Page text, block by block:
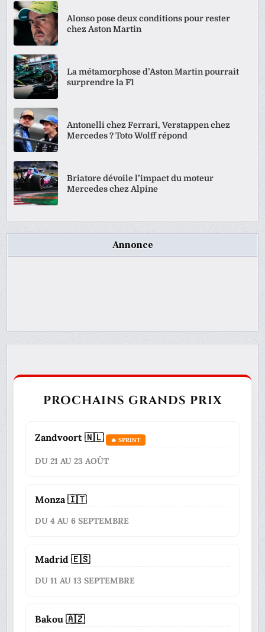
Alonso pose deux conditions pour rester
chez Aston Martin
La métamorphose d’Aston Martin pourrait
surprendre la F1
Antonelli chez Ferrari, Verstappen chez
Mercedes ? Toto Wolff répond
Briatore dévoile l’impact du moteur
Mercedes chez Alpine
Annonce
PROCHAINS GRANDS PRIX
Zandvoort 🇳🇱 🔥 SPRINT
DU 21 AU 23 AOÛT
Monza 🇮🇹
DU 4 AU 6 SEPTEMBRE
Madrid 🇪🇸
DU 11 AU 13 SEPTEMBRE
Bakou 🇦🇿